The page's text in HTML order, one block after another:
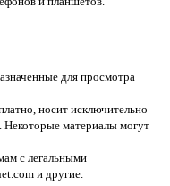
для просмотра
носит исключительно
материалы могут
с легальными
и другие.